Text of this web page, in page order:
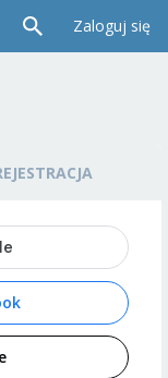
Zaloguj się